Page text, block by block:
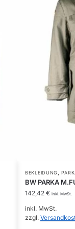
BEKLEIDUNG,
BW PARKA
142,42 € inkl. MwSt.
inkl. MwSt.
zzgl.
Dieses
Produkt
weist
mehrere
Varianten